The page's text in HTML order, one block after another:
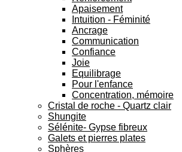
Apaisement
Intuition - Féminité
Ancrage
Communication
Confiance
Joie
Equilibrage
Pour l'enfance
Concentration, mémoire
Cristal de roche - Quartz clair
Shungite
Sélénite- Gypse fibreux
Galets et pierres plates
Sphères